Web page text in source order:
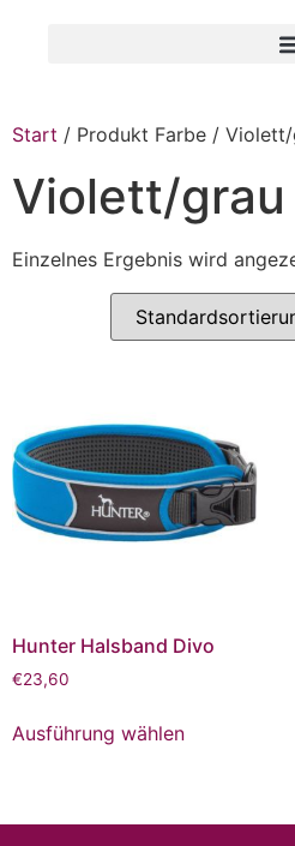
Start / Produkt Farbe / Violett/
Violett/grau
Einzelnes Ergebnis wird
Hunter Halsband Divo
€23,60
Ausführung wählen